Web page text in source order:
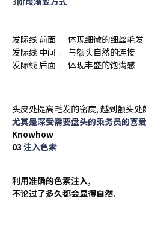
发际线 前面 : 体现细微的细丝毛发
发际线 中间 : 与额头自然的连接
发际线 后面 : 体现丰盛的饱满感
头皮处提高毛发的密度, 越到额头处
尤其是深受需要盘头的乘务员的喜
Knowhow
03 注入色素
利用准确的色素注入,
不论过了多久都会显得自然.